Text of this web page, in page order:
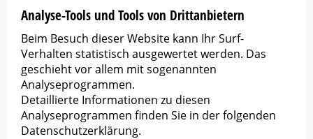
Analyse-Tools und Tools von Dritt­anbietern
Beim Besuch dieser Website kann Ihr Surf-
Verhalten statistisch ausgewertet werden. Das
geschieht vor allem mit sogenannten
Analyseprogrammen.
Detaillierte Informationen zu diesen
Analyseprogrammen finden Sie in der folgenden
Datenschutzerklärung.